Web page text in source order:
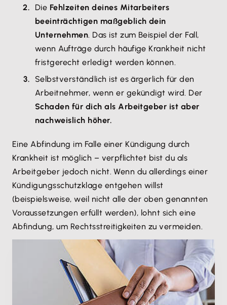
Die Fehlzeiten deines Mitarbeiters
beeinträchtigen maßgeblich dein
Unternehmen. Das ist zum Beispiel der Fall,
wenn Aufträge durch häufige Krankheit nicht
fristgerecht erledigt werden können.
Selbstverständlich ist es ärgerlich für den
Arbeitnehmer, wenn er gekündigt wird. Der
Schaden für dich als Arbeitgeber ist aber
nachweislich höher.
Eine Abfindung im Falle einer Kündigung durch
Krankheit ist möglich – verpflichtet bist du als
Arbeitgeber jedoch nicht. Wenn du allerdings einer
Kündigungsschutzklage entgehen willst
(beispielsweise, weil nicht alle der oben genannten
Voraussetzungen erfüllt werden), lohnt sich eine
Abfindung, um Rechtsstreitigkeiten zu vermeiden.